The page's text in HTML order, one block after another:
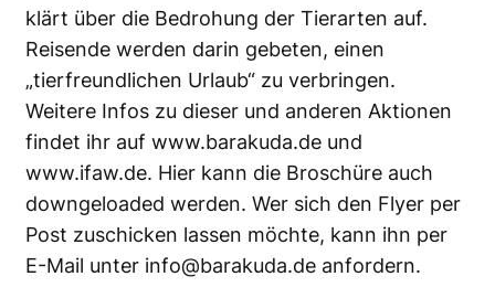
klärt über die Bedrohung der Tierarten auf.
Reisende werden darin gebeten, einen
„tierfreundlichen Urlaub“ zu verbringen.
Weitere Infos zu dieser und anderen Aktionen
findet ihr auf www.barakuda.de und
www.ifaw.de. Hier kann die Broschüre auch
downgeloaded werden. Wer sich den Flyer per
Post zuschicken lassen möchte, kann ihn per
E-Mail unter info@barakuda.de anfordern.